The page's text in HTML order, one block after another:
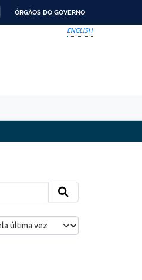
ÓRGÃOS DO GOVERNO
ENGLISH